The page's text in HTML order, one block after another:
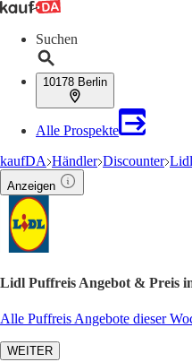
Suchen
10178 Berlin
Alle Prospekte
kaufDA Händler Discounter Lidl
Anzeigen
Lidl Puffreis Angebot & Preis
Alle Puffreis Angebote dieser
WEITER